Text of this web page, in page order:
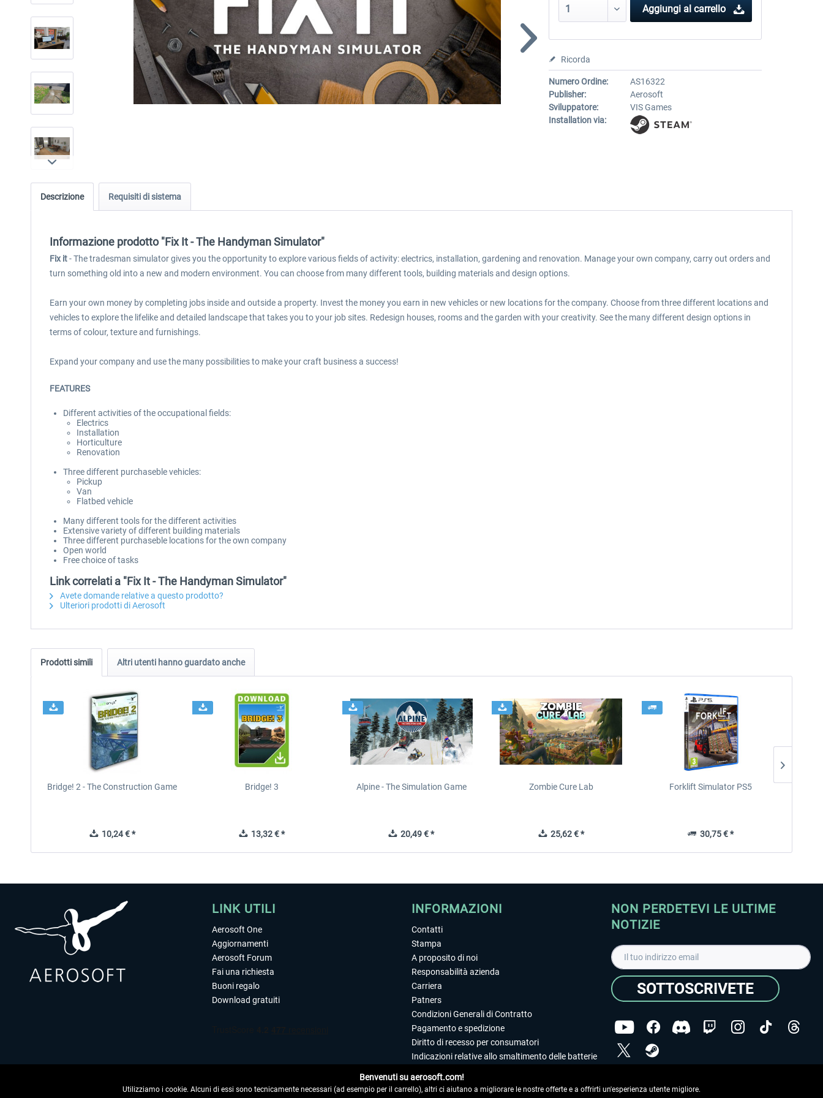
Aggiungi al carrello
Ricorda
Numero Ordine:
AS16322
Publisher:
Aerosoft
Sviluppatore:
VIS Games
Installation via:
Descrizione Requisiti di sistema
Informazione prodotto "Fix It - The Handyman Simulator"
Fix it- The tradesman simulator gives you the opportunity to explore various fields of activity: electrics, installation, gardening and renovation. Manage your own company, carry out orders and
turn something old into a new and modern environment. You can choose from many different tools, building materials and design options.
Earn your own money by completing jobs inside and outside a property. Invest the money you earn in new vehicles or new locations for the company. Choose from three different locations and
vehicles to explore the lifelike and detailed landscape that takes you to your job sites. Redesign houses, rooms and the garden with your creativity. See the many different design options in
terms of colour, texture and furnishings.
Expand your company and use the many possibilities to make your craft business a success!
FEATURES
Different activities of the occupational fields:
Electrics
Installation
Horticulture
Renovation
Three different purchaseble vehicles:
Pickup
Van
Flatbed vehicle
Many different tools for the different activities
Extensive variety of different building materials
Three different purchaseble locations for the own company
Open world
Free choice of tasks
Link correlati a "Fix It - The Handyman Simulator"
Avete domande relative a questo prodotto?
Ulteriori prodotti di Aerosoft
Prodotti simili Altri utenti hanno guardato anche
Bridge! 2 - The Construction Game
10,24 € *
Bridge! 3
13,32 € *
Alpine - The Simulation Game
20,49 € *
Zombie Cure Lab
25,62 € *
Forklift Simulator PS5
30,75 € *
LINK UTILI
Aerosoft One
Aggiornamenti
Aerosoft Forum
Fai una richiesta
Buoni regalo
Download gratuiti
INFORMAZIONI
Contatti
Stampa
A proposito di noi
Responsabilità azienda
Carriera
Patners
Condizioni Generali di Contratto
Pagamento e spedizione
Diritto di recesso per consumatori
Indicazioni relative allo smaltimento delle batterie
Editoriale
NON PERDETEVI LE ULTIME
NOTIZIE
SOTTOSCRIVETE
dei dati.
Benvenuti su aerosoft.com!
Utilizziamo i cookie. Alcuni di essi sono tecnicamente necessari (ad esempio per il carrello), altri ci aiutano a migliorare le nostre offerte e a offrirti un'esperienza utente migliore.